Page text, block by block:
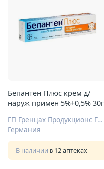
Бепантен Плюс крем д/
наруж примен 5%+0,5% 30г
ГП Гренцах Продукционс ГмбХ
Германия
В наличии в 12 аптеках